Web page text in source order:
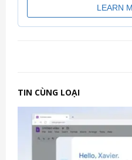
TIN CÙNG LOẠI